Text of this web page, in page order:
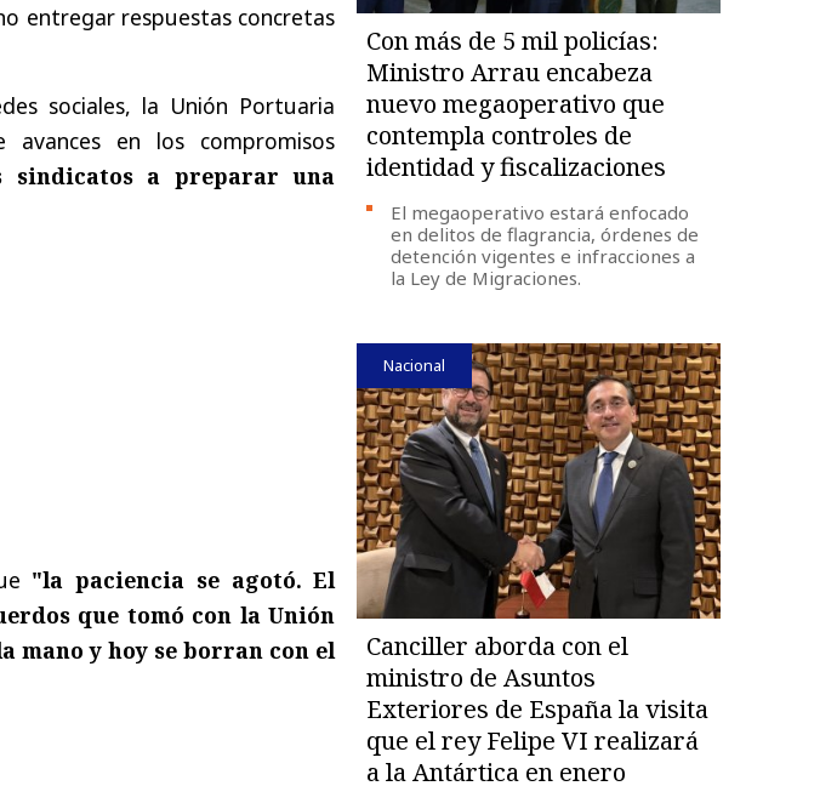
entregar respuestas concretas
sociales, la Unión Portuaria
en los compromisos
sindicatos a preparar una
"la paciencia se agotó. El
que tomó con la Unión
mano y hoy se borran con el
Con más de 5 mil policías:
Ministro Arrau encabeza
nuevo megaoperativo que
contempla controles de
identidad y fiscalizaciones
El megaoperativo estará enfocado
en delitos de flagrancia, órdenes de
detención vigentes e infracciones a
la Ley de Migraciones.
Nacional
Canciller aborda con el
ministro de Asuntos
Exteriores de España la visita
que el rey Felipe VI realizará
a la Antártica en enero